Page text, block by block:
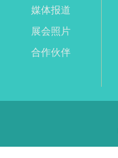
媒体报道
展会照片
合作伙伴